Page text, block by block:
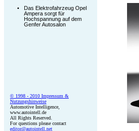
Das Elektrofahrzeug Opel
Ampera sorgt für
Hochspannung auf dem
Genfer Autosalon
© 1998 - 2010 Impressum &
Nutzungshinweise
Automotive Intelligence,
www.autointell.de
All Rights Reserved.
For questions please contact
editor@autointell.net